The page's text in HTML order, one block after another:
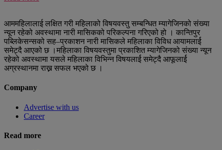
आममहिलालाई लक्षित गरी महिलाको विषयवस्तु सम्बन्धित म्यागेजिनको संख्या
न्यून रहेको अवस्थामा नारी मासिकको परिकल्पना गरिएको हो । कान्तिपुर
पब्लिकेसन्सको सह–प्रकाशन नारी मासिकले महिलाका विविध आयामलार्ई
समेट्दै आएको छ ।महिलाका विषयवस्तुमा प्रकाशित म्यागेजिनको संख्या न्यून
रहेको अवस्थामा यसले महिलाका विभिन्न विषयलार्ई समेट्दै आफूलार्ई
अग्रस्थानमा राख्न सफल भएको छ ।
Company
Advertise with us
Career
Read more